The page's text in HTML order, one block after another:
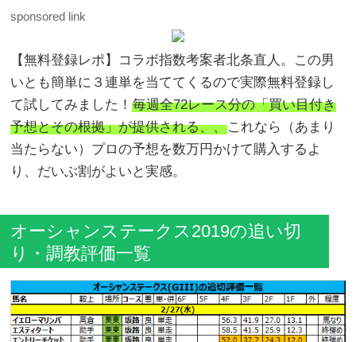
sponsored link
【無料登録レポ】コラボ指数考案者北条直人。この男
いとも簡単に３連単を当ててくるので実際無料登録し
て試してみました！毎週全72レース分の「買い目付き
予想とその根拠」が提供される、、これなら（あまり
当たらない）プロの予想を数万円かけて購入するよ
り、だいぶ割がよいと実感。
オーシャンステークス2019の追い切
り・調教評価一覧